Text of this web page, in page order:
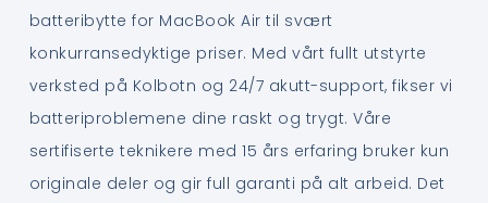
batteribytte for MacBook Air til svært
konkurransedyktige priser. Med vårt fullt utstyrte
verksted på Kolbotn og 24/7 akutt-support, fikser vi
batteriproblemene dine raskt og trygt. Våre
sertifiserte teknikere med 15 års erfaring bruker kun
originale deler og gir full garanti på alt arbeid. Det